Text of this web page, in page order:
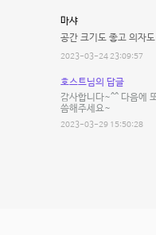
마샤
공간 크기도 좋고 의자
2023-03-24 23:09:57
호스트님의 답글
감사합니다~^^ 다음에
씀해주세요~
2023-03-29 15:50:28